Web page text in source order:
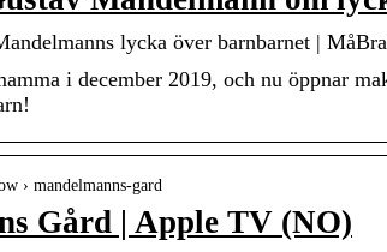
lycka över barnbarnet | MåBra
i december 2019, och nu öppnar
› mandelmanns-gard
Gård | Apple TV (NO)